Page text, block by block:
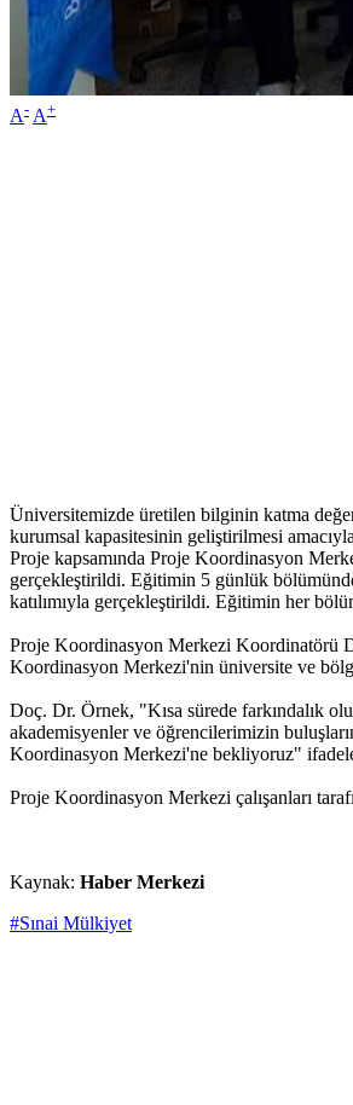
A- A+
Üniversitemizde üretilen bilginin katma
kurumsal kapasitesinin geliştirilmesi
Proje kapsamında Proje Koordinasyon
gerçekleştirildi. Eğitimin 5 günlük
katılımıyla gerçekleştirildi. Eğitimin her
Proje Koordinasyon Merkezi Koordinatörü
Koordinasyon Merkezi'nin üniversite ve
Doç. Dr. Örnek, "Kısa sürede farkındalık
akademisyenler ve öğrencilerimizin
Koordinasyon Merkezi'ne bekliyoruz"
Proje Koordinasyon Merkezi çalışanları
Kaynak: Haber Merkezi
#Sınai Mülkiyet